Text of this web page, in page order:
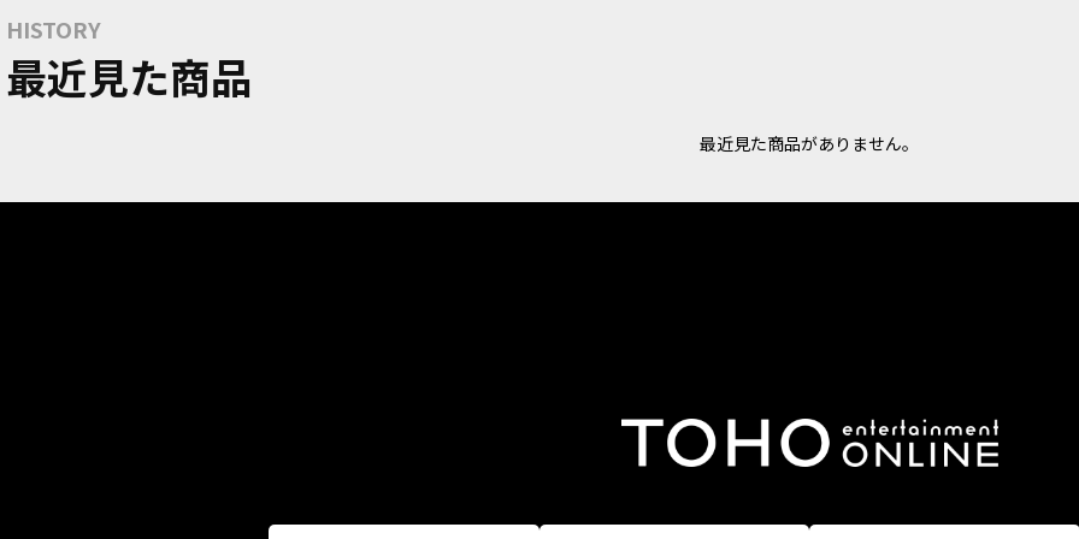
HISTORY
最近見た商品
最近見た商品がありません。